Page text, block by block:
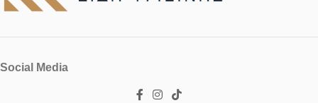
Social Media